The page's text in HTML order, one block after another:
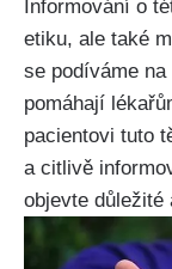
Informování o
etiku, ale také
se podíváme
pomáhají
pacientovi tuto
a citlivě
objevte